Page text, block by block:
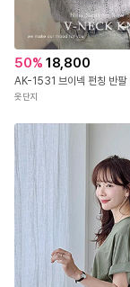
50% 18,800
AK-1531 브이넥 펀칭 반팔
옷단지